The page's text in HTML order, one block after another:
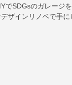
でSDGsのガレージ
ザインリノベで手に